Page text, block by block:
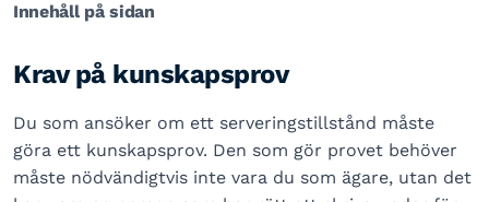
Innehåll på sidan
Krav på kunskapsprov
Du som ansöker om ett serveringstillstånd måste
göra ett kunskapsprov. Den som gör provet behöver
måste nödvändigtvis inte vara du som ägare, utan det